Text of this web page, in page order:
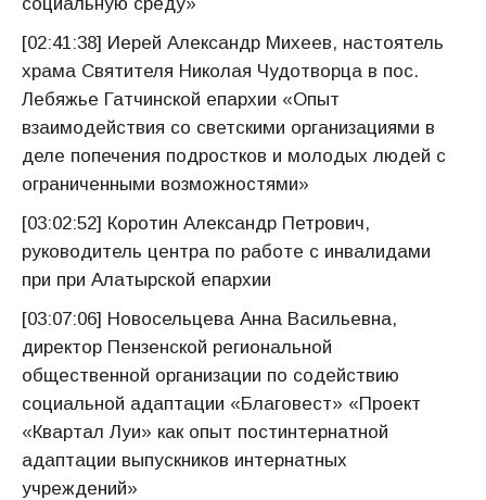
[02:41:38] Иерей Александр Михеев, настоятель
храма Святителя Николая Чудотворца в пос.
Лебяжье Гатчинской епархии «Опыт
взаимодействия со светскими организациями в
деле попечения подростков и молодых людей с
ограниченными возможностями»
[03:02:52] Коротин Александр Петрович,
руководитель центра по работе с инвалидами
при при Алатырской епархии
[03:07:06] Новосельцева Анна Васильевна,
директор Пензенской региональной
общественной организации по содействию
социальной адаптации «Благовест» «Проект
«Квартал Луи» как опыт постинтернатной
адаптации выпускников интернатных
учреждений»